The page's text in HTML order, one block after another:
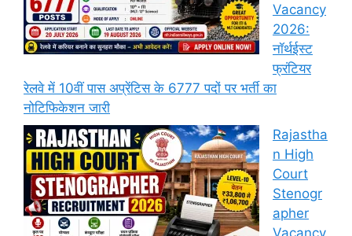
Vacancy
2026:
नॉर्थईस्ट
फ्रंटियर
रेलवे में 10वीं पास अप्रेंटिस के 6777 पदों पर भर्ती का
नोटिफिकेशन जारी
Rajastha
n High
Court
Stenogr
apher
Vacancy